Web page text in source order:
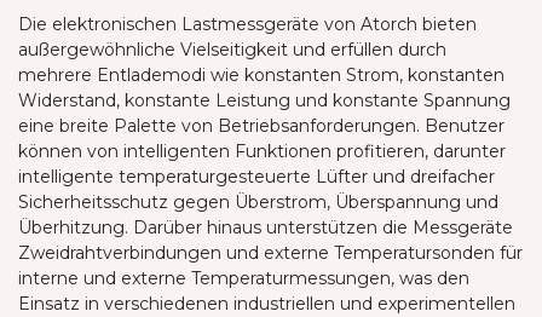
Die elektronischen Lastmessgeräte von Atorch bieten
außergewöhnliche Vielseitigkeit und erfüllen durch
mehrere Entlademodi wie konstanten Strom, konstanten
Widerstand, konstante Leistung und konstante Spannung
eine breite Palette von Betriebsanforderungen. Benutzer
können von intelligenten Funktionen profitieren, darunter
intelligente temperaturgesteuerte Lüfter und dreifacher
Sicherheitsschutz gegen Überstrom, Überspannung und
Überhitzung. Darüber hinaus unterstützen die Messgeräte
Zweidrahtverbindungen und externe Temperatursonden für
interne und externe Temperaturmessungen, was den
Einsatz in verschiedenen industriellen und experimentellen